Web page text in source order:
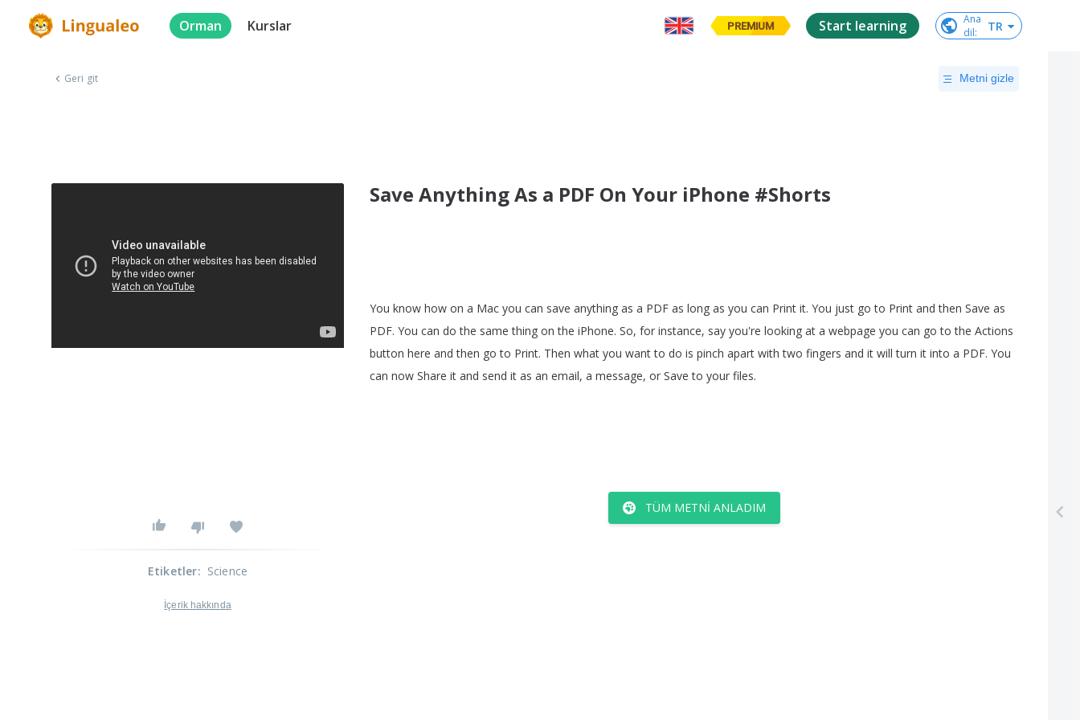
Orman Kurslar PREMIUM Start learning
Ana
dil: TR
Geri git Metni gizle
Save Anything As a PDF On Your iPhone #Shorts
You know how on a Mac you can save anything as a PDF as long as you can Print it. You just go to Print and then Save as
PDF. You can do the same thing on the iPhone. So, for instance, say you're looking at a webpage you can go to the Actions
button here and then go to Print. Then what you want to do is pinch apart with two fingers and it will turn it into a PDF. You
can now Share it and send it as an email, a message, or Save to your files.
TÜM METNI ANLADIM
Etiketler: Science
İçerik hakkında